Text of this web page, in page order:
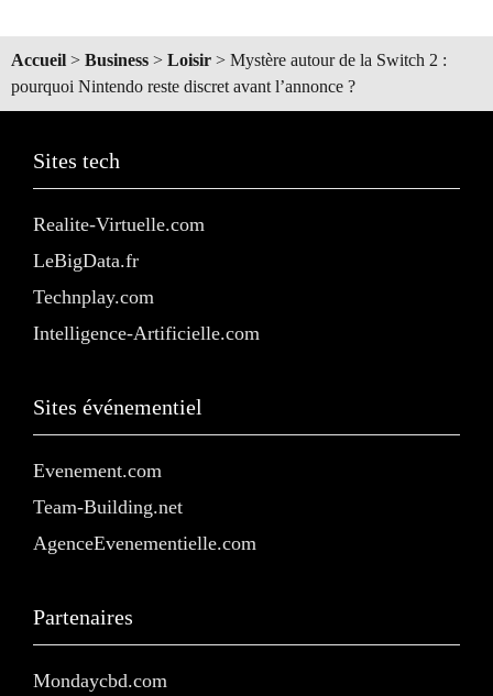
Accueil > Business > Loisir > Mystère autour de la Switch 2 :
pourquoi Nintendo reste discret avant l’annonce ?
Sites tech
Realite-Virtuelle.com
LeBigData.fr
Technplay.com
Intelligence-Artificielle.com
Sites événementiel
Evenement.com
Team-Building.net
AgenceEvenementielle.com
Partenaires
Mondaycbd.com